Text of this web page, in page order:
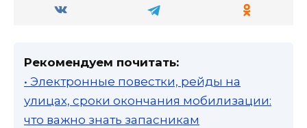
Рекомендуем почитать:
• Электронные повестки, рейды на
улицах, сроки окончания мобилизации:
что важно знать запасникам